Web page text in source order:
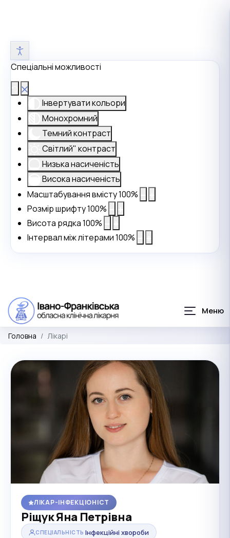
Спеціальні можливості
Інвертувати кольори
Монохромний
Темний контраст
Світлий" контраст
Низька насиченість
Висока насиченість
Масштабування вмісту100%
Розмір шрифту100%
Висота рядка100%
Інтервал між літерами100%
Головна Лікарі
ЛІКАР-ІНФЕКЦІОНІСТ
Ріщук Яна Петрівна
СПЕЦІАЛЬНІСТЬ Інфекційні хвороби